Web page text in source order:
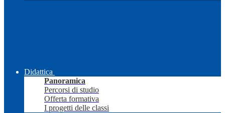
Didattica
Panoramica
Percorsi di studio
Offerta formativa
I progetti delle classi